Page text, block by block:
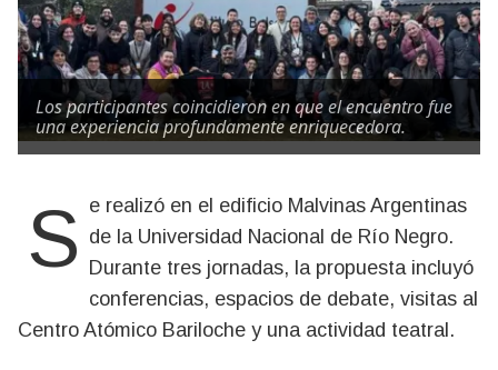
Los participantes coincidieron en que el encuentro fue
una experiencia profundamente enriquecedora.
Se realizó en el edificio Malvinas Argentinas de la Universidad Nacional de Río Negro.
Durante tres jornadas, la propuesta incluyó
conferencias, espacios de debate, visitas al
Centro Atómico Bariloche y una actividad teatral.